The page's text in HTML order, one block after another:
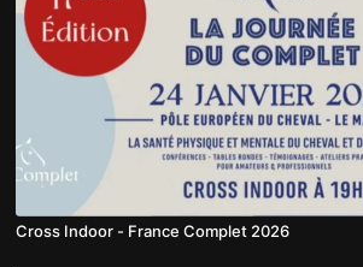
Cross Indoor - France Complet 2026